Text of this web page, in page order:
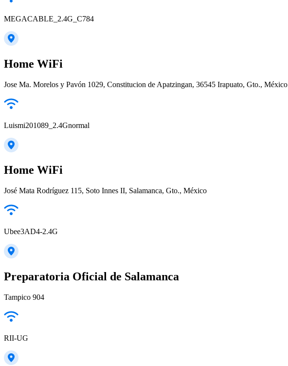
MEGACABLE_2.4G_C784
Home WiFi
Jose Ma. Morelos y Pavón 1029, Constitucion de Apatzingan, 36545 Irapuato, Gto., México
Luismi201089_2.4Gnormal
Home WiFi
José Mata Rodríguez 115, Soto Innes II, Salamanca, Gto., México
Ubee3AD4-2.4G
Preparatoria Oficial de Salamanca
Tampico 904
RII-UG